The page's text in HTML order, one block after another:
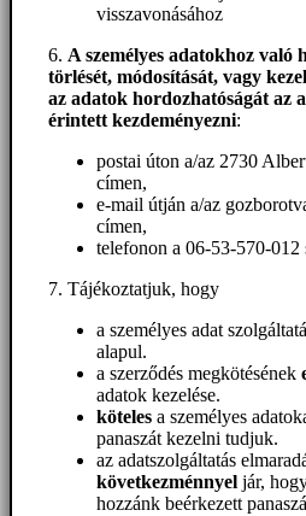
visszavonásához
6. A személyes adatokhoz való
törlését, módosítását, vagy
az adatok hordozhatóságát az
érintett kezdeményezni:
postai úton a/az 2730
címen,
e-mail útján a/az
címen,
telefonon a 06-53-570-012
7. Tájékoztatjuk, hogy
a személyes adat
alapul.
a szerződés megkötésének
adatok kezelése.
köteles a személyes
panaszát kezelni tudjuk.
az adatszolgáltatás
következménnyel jár,
hozzánk beérkezett